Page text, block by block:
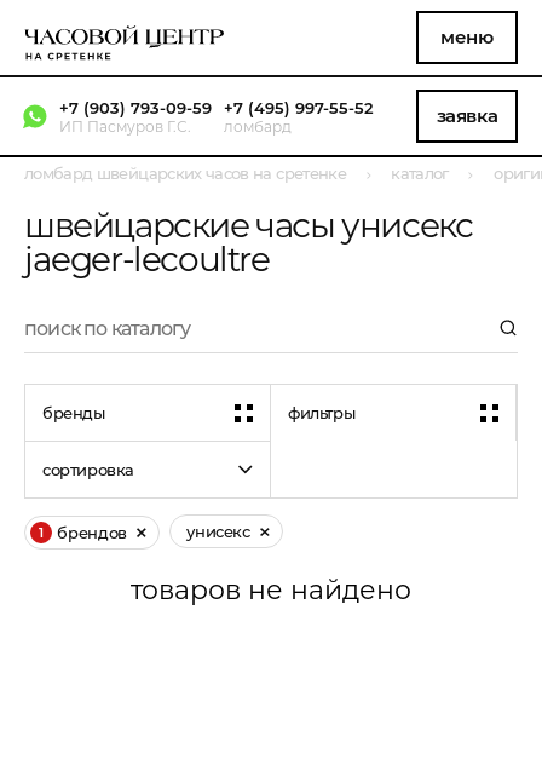
меню
+7 (903) 793-09-59
ИП Пасмуров Г.С.
+7 (495) 997-55-52
ломбард заявка
ломбард швейцарских часов на сретенке каталог
швейцарские часы унисекс
jaeger-lecoultre
бренды фильтры
сортировка
1 брендов унисекс
товаров не найдено